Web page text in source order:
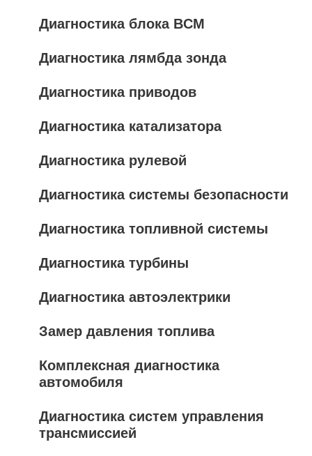
Диагностика блока BCM
Диагностика лямбда зонда
Диагностика приводов
Диагностика катализатора
Диагностика рулевой
Диагностика системы безопасности
Диагностика топливной системы
Диагностика турбины
Диагностика автоэлектрики
Замер давления топлива
Комплексная диагностика
автомобиля
Диагностика систем управления
трансмиссией